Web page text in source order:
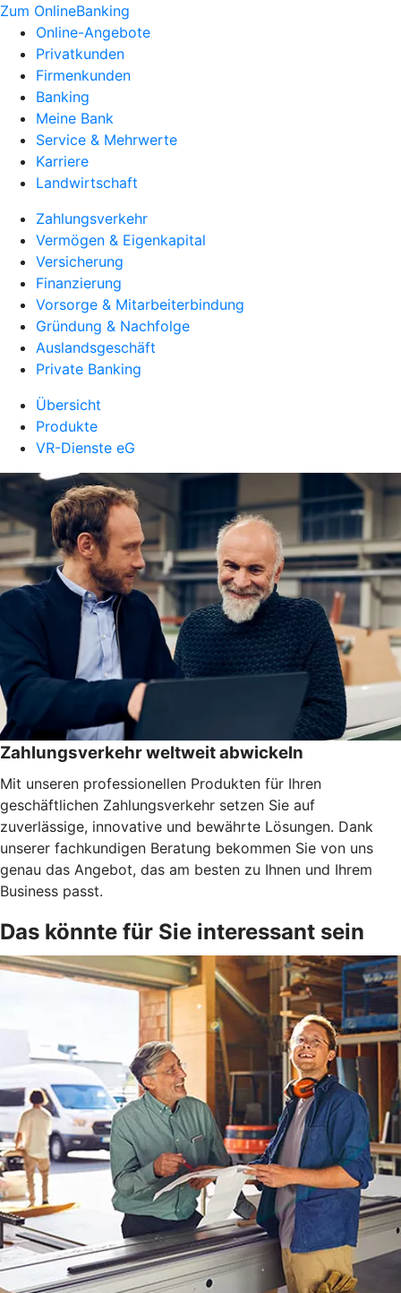
Zum OnlineBanking
Online-Angebote
Privatkunden
Firmenkunden
Banking
Meine Bank
Service & Mehrwerte
Karriere
Landwirtschaft
Zahlungsverkehr
Vermögen & Eigenkapital
Versicherung
Finanzierung
Vorsorge & Mitarbeiterbindung
Gründung & Nachfolge
Auslandsgeschäft
Private Banking
Übersicht
Produkte
VR-Dienste eG
Zahlungsverkehr weltweit abwickeln
Mit unseren professionellen Produkten für Ihren
geschäftlichen Zahlungsverkehr setzen Sie auf
zuverlässige, innovative und bewährte Lösungen. Dank
unserer fachkundigen Beratung bekommen Sie von uns
genau das Angebot, das am besten zu Ihnen und Ihrem
Business passt.
Das könnte für Sie interessant sein